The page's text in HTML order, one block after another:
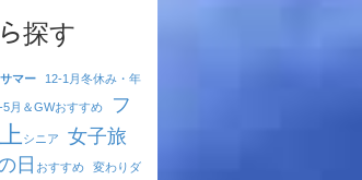
探す
マー 12-1月冬休み・年
5月 ＆GWおすすめ
フ
シニア
女子旅
日 おすすめ 変わりダ